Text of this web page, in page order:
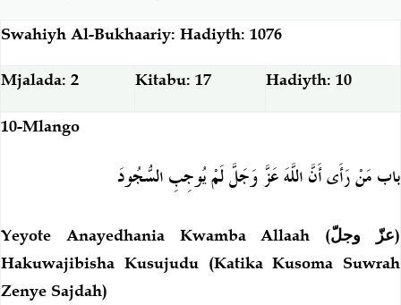
Swahiyh Al-Bukhaariy: Hadiyth: 1076
Mjalada: 2 Kitabu: 17 Hadiyth: 10
10-Mlango
باب مَنْ رَأَى أَنَّ اللَّهَ عَزَّ وَجَلَّ لَمْ يُوجِبِ السُّجُودَ
Yeyote Anayedhania Kwamba Allaah (عزّ وجلّ)
Hakuwajibisha Kusujudu (Katika Kusoma Suwrah
Zenye Sajdah)